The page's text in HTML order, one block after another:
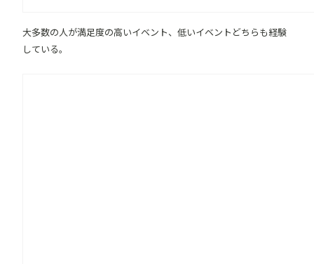
大多数の人が満足度の高いイベント、低いイベントどちらも経験
している。